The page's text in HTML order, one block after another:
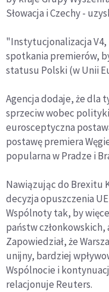
Słowacja i Czechy -
"Instytucjonalizacja
spotkania premierów,
statusu Polski (w Unii
Agencja dodaje, że dla
sprzeciw wobec
eurosceptyczna
postawę premiera
popularna w Pradze i
Nawiązując do Brexitu
decyzja opuszczenia
Wspólnoty tak, by
państw
Zapowiedział, że
unijny, bardziej
Wspólnocie i
relacjonuje Reuters.